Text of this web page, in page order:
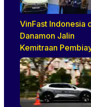
VinFast Indonesia
Danamon Jalin
Kemitraan
Dealer